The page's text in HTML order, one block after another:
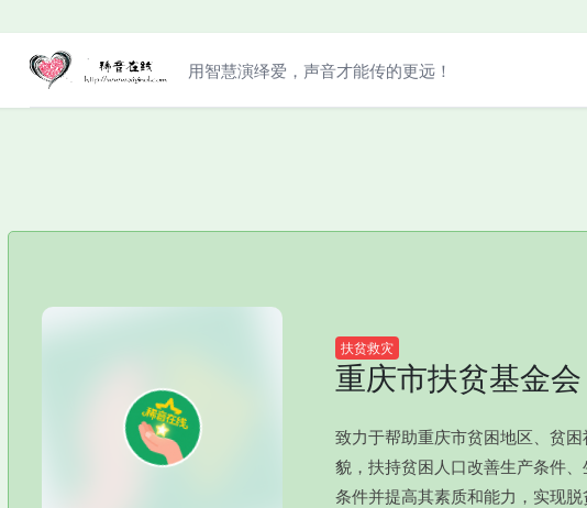
用智慧演绎爱，声音才能传的更远！
扶贫救灾
重庆市扶贫基金会
致力于帮助重庆市贫困地区、贫
貌，扶持贫困人口改善生产条件
条件并提高其素质和能力，实现